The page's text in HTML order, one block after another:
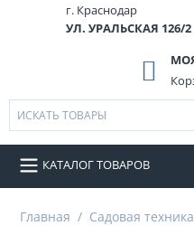
г. Краснодар
УЛ. УРАЛЬСКАЯ 126/2
КАТАЛОГ ТОВАРОВ
Главная / Садовая техника